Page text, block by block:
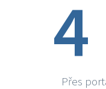
Přes